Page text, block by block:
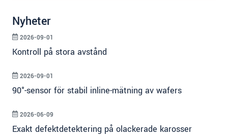
Nyheter
Kontroll på stora avstånd
2026-09-01
90°-sensor för stabil inline-mätning av wafers
2026-09-01
Exakt defektdetektering på olackerade karosser
2026-06-09